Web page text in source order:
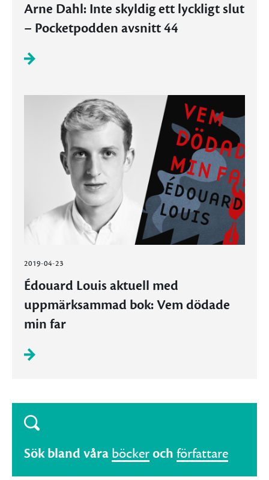
Arne Dahl: Inte skyldig ett lyckligt slut
– Pocketpodden avsnitt 44
2019-04-23
Édouard Louis aktuell med
uppmärksammad bok: Vem dödade
min far
Sök bland våra böckeroch författare